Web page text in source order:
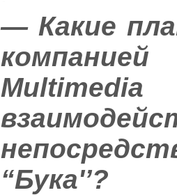
— Какие
“Бука'’?